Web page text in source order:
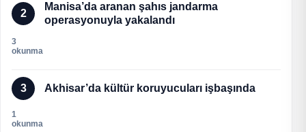
2
Manisa’da aranan şahıs jandarma
operasyonuyla yakalandı
3
okunma
3 Akhisar’da kültür koruyucuları işbaşında
1
okunma